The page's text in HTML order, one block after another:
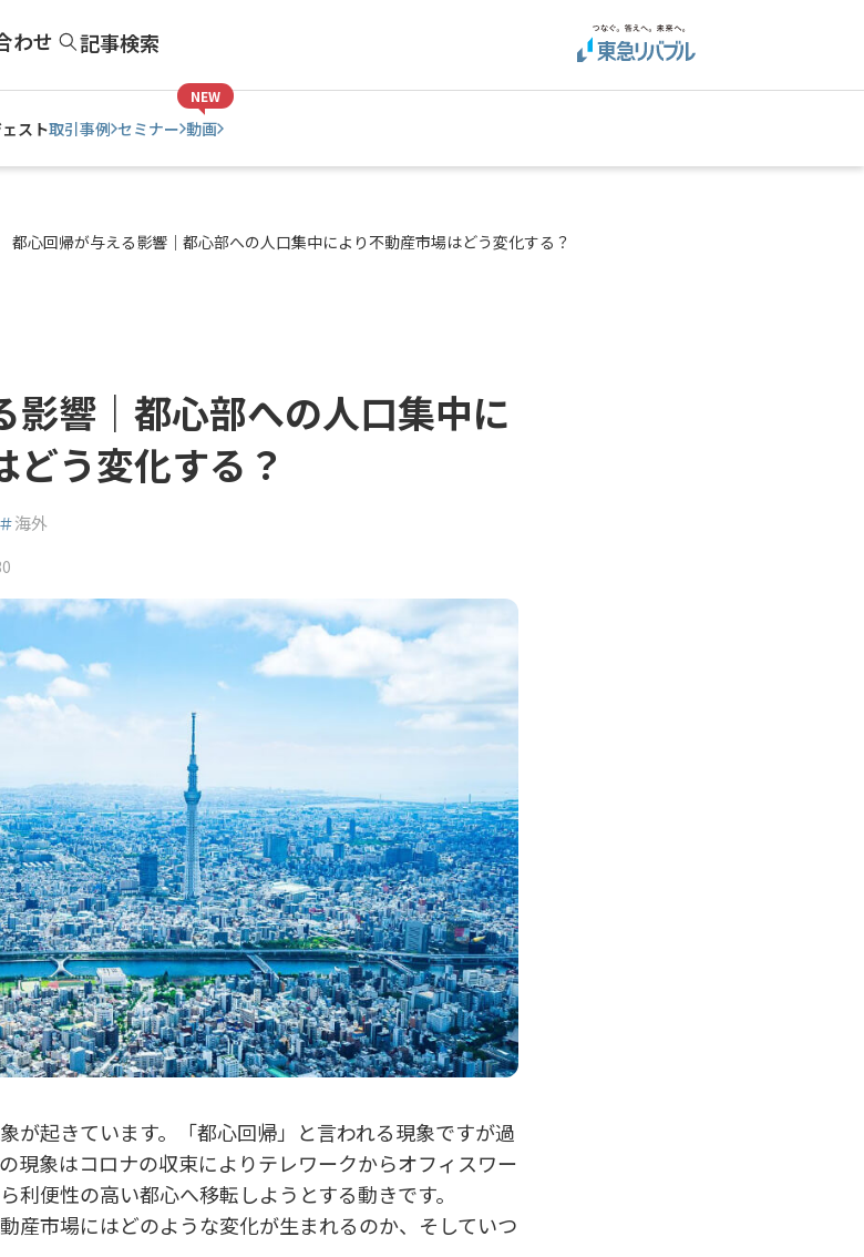
わせ 記事検索
スト取引事例 セミナー 動画
NEW
都心回帰が与える影響｜都心部への人口集中により不動産市場はどう変化する？
影響｜都心部への人口集中に
どう変化する？
＃海外
が起きています。「都心回帰」と言われる現象ですが過
現象はコロナの収束によりテレワークからオフィスワー
利便性の高い都心へ移転しようとする動きです。
産市場にはどのような変化が生まれるのか、そしていつ